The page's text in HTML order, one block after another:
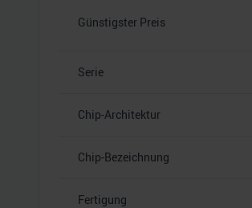
Günstigster Preis
Serie
Chip-Architektur
Chip-Bezeichnung
Fertigung